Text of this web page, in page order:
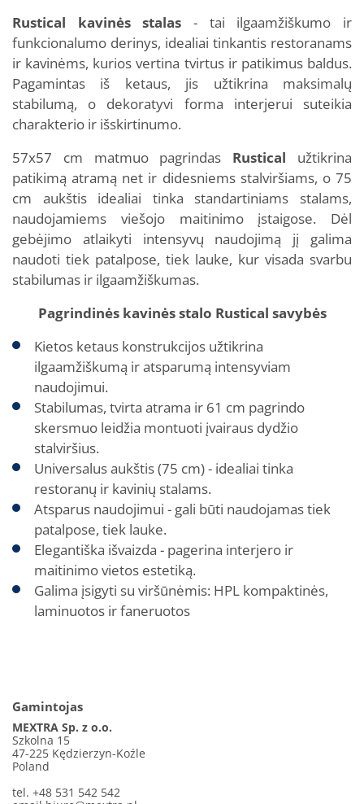
Rustical kavinės stalas - tai ilgaamžiškumo ir
funkcionalumo derinys, idealiai tinkantis restoranams
ir kavinėms, kurios vertina tvirtus ir patikimus baldus.
Pagamintas iš ketaus, jis užtikrina maksimalų
stabilumą, o dekoratyvi forma interjerui suteikia
charakterio ir išskirtinumo.
57x57 cm matmuo pagrindas Rustical užtikrina
patikimą atramą net ir didesniems stalviršiams, o 75
cm aukštis idealiai tinka standartiniams stalams,
naudojamiems viešojo maitinimo įstaigose. Dėl
gebėjimo atlaikyti intensyvų naudojimą jį galima
naudoti tiek patalpose, tiek lauke, kur visada svarbu
stabilumas ir ilgaamžiškumas.
Pagrindinės kavinės stalo Rustical savybės
Kietos ketaus konstrukcijos užtikrina
ilgaamžiškumą ir atsparumą intensyviam
naudojimui.
Stabilumas, tvirta atrama ir 61 cm pagrindo
skersmuo leidžia montuoti įvairaus dydžio
stalviršius.
Universalus aukštis (75 cm) - idealiai tinka
restoranų ir kavinių stalams.
Atsparus naudojimui - gali būti naudojamas tiek
patalpose, tiek lauke.
Elegantiška išvaizda - pagerina interjero ir
maitinimo vietos estetiką.
Galima įsigyti su viršūnėmis: HPL kompaktinės,
laminuotos ir faneruotos
Gamintojas
MEXTRA Sp. z o.o.
Szkolna 15
47-225 Kędzierzyn-Koźle
Poland
tel. +48 531 542 542